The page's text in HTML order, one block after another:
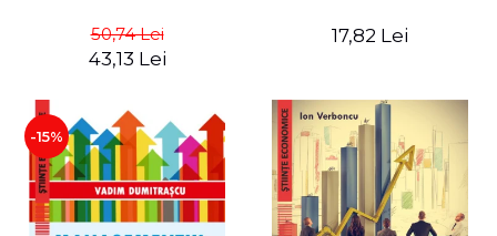
50,74 Lei
43,13 Lei
17,82 Lei
-15%